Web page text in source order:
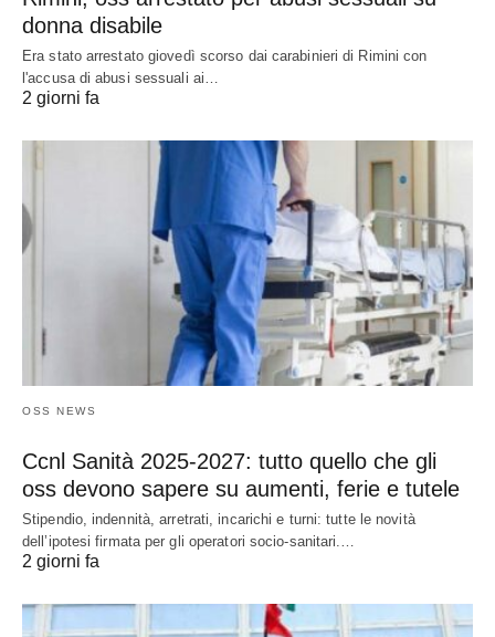
donna disabile
Era stato arrestato giovedì scorso dai carabinieri di Rimini con
l'accusa di abusi sessuali ai…
2 giorni fa
OSS NEWS
Ccnl Sanità 2025-2027: tutto quello che gli
oss devono sapere su aumenti, ferie e tutele
Stipendio, indennità, arretrati, incarichi e turni: tutte le novità
dell’ipotesi firmata per gli operatori socio-sanitari.…
2 giorni fa